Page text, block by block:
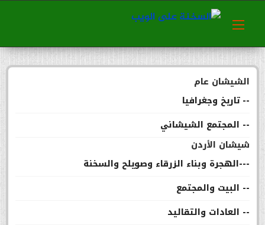
الشيشان عام
-- تاريخ وجغرافيا
-- المجتمع الشيشاني
شيشان الأردن
---الهجرة وبناء الزرقاء وصويلح والسخنة
-- البيت والمجتمع
-- العادات والتقاليد